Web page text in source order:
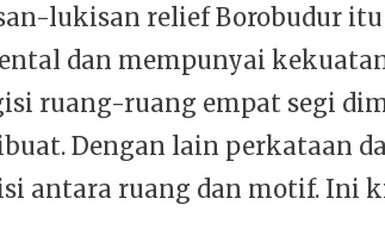
lukisan relief Borobudur itu
dan mempunyai
ruang-ruang empat segi
Dengan lain perkataan
antara ruang dan motif. Ini